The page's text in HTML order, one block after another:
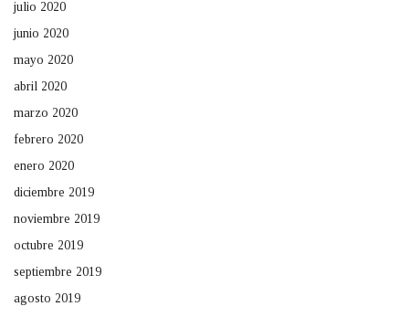
julio 2020
junio 2020
mayo 2020
abril 2020
marzo 2020
febrero 2020
enero 2020
diciembre 2019
noviembre 2019
octubre 2019
septiembre 2019
agosto 2019